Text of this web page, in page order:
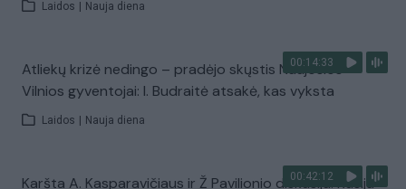
Laidos Nauja diena
00:14:33
Atliekų krizė nedingo – pradėjo skųstis Naujosios
Vilnios gyventojai: I. Budraitė atsakė, kas vyksta
Laidos Nauja diena
00:42:12
Karšta A. Kasparavičiaus ir Ž Pavilionio diskusija: Rusija